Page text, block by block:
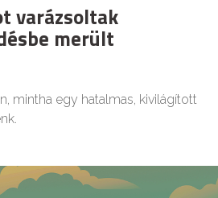
varázsoltak
merült
mintha egy hatalmas, kivilágított